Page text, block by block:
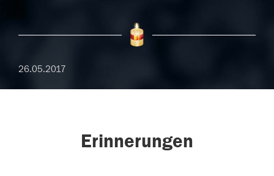
26.05.2017
Erinnerungen